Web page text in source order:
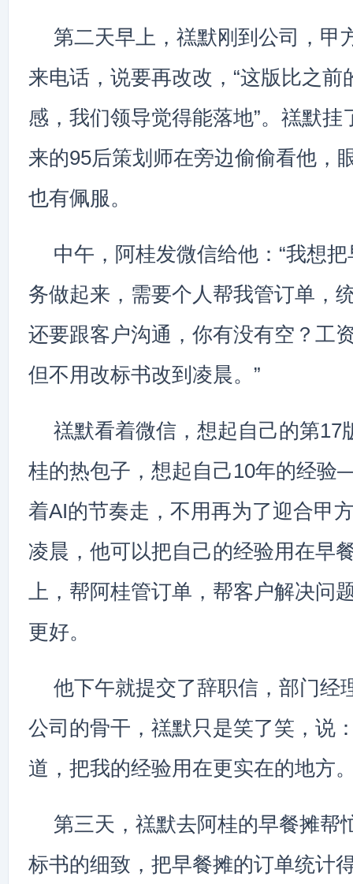
第二天早上，禚默刚到公司，甲
来电话，说要再改改，“这版比之前
感，我们领导觉得能落地”。禚默挂
来的95后策划师在旁边偷偷看他，
也有佩服。
中午，阿桂发微信给他：“我想
务做起来，需要个人帮我管订单，
还要跟客户沟通，你有没有空？工
但不用改标书改到凌晨。”
禚默看着微信，想起自己的第17
桂的热包子，想起自己10年的经
着AI的节奏走，不用再为了迎合甲
凌晨，他可以把自己的经验用在早
上，帮阿桂管订单，帮客户解决问
更好。
他下午就提交了辞职信，部门经
公司的骨干，禚默只是笑了笑，说
道，把我的经验用在更实在的地方
第三天，禚默去阿桂的早餐摊帮
标书的细致，把早餐摊的订单统计